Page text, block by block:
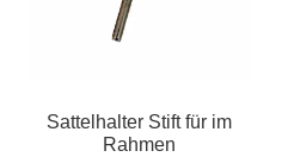
Sattelhalter Stift für im
Rahmen